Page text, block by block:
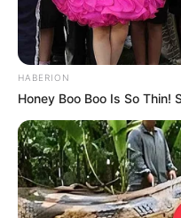
HABERION
Honey Boo Boo Is So Thin!